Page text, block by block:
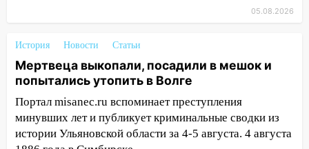
уничтожено четыре беспилотника в
регионе
10:00 В Ульяновске дотла сгорел
легковой автомобиль
09:39 В Ульяновске будут судить десять
наркодилеров, снабжавших две области
05.08.2026
История Новости Статьи
Мертвеца выкопали, посадили в мешок и
попытались утопить в Волге
Портал misanec.ru вспоминает преступления
минувших лет и публикует криминальные сводки из
истории Ульяновской области за 4-5 августа. 4 августа